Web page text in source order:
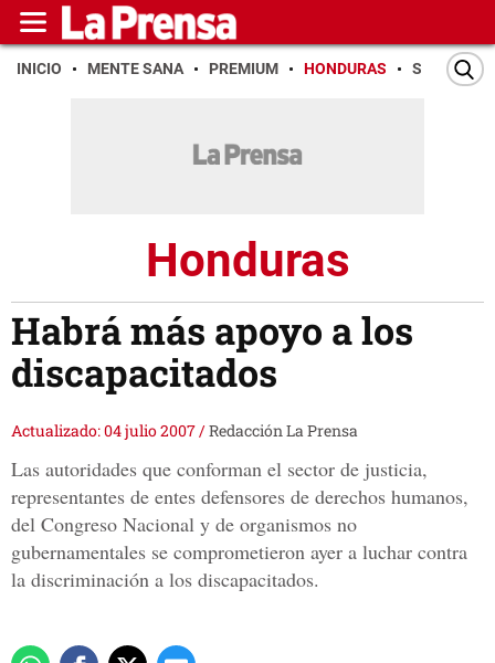
INICIO MENTE SANA PREMIUM HONDURAS SAN PEDRO
Honduras
Habrá más apoyo a los
discapacitados
Actualizado: 04 julio 2007/Redacción La Prensa
Las autoridades que conforman el sector de justicia,
representantes de entes defensores de derechos humanos,
del Congreso Nacional y de organismos no
gubernamentales se comprometieron ayer a luchar contra
la discriminación a los discapacitados.